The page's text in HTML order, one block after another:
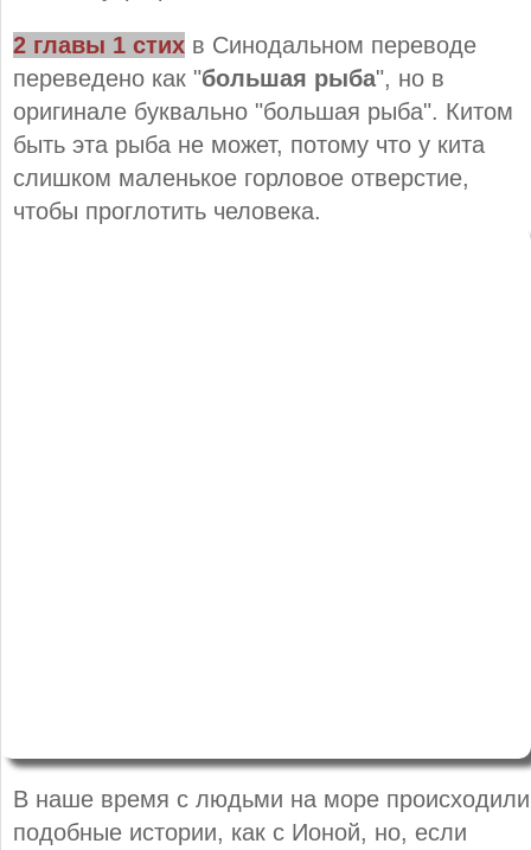
2 главы 1 стих в Синодальном переводе
переведено как "большая рыба", но в
оригинале буквально "большая рыба". Китом
быть эта рыба не может, потому что у кита
слишком маленькое горловое отверстие,
чтобы проглотить человека.
В наше время с людьми на море происходили
подобные истории, как с Ионой, но, если